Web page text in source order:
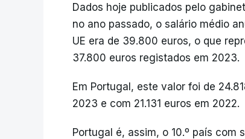
Dados hoje publicados pelo
no ano passado, o salário médio
UE era de 39.800 euros, o que
37.800 euros registados em 2023.
Em Portugal, este valor foi de
2023 e com 21.131 euros em 2022.
Portugal é, assim, o 10.º país com